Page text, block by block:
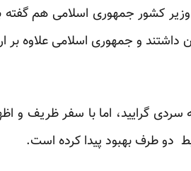
گفته
و جمهوری اسلامی علاوه بر
گرایید، اما با سفر ظریف و
دو طرف بهبود پیدا کرده است.